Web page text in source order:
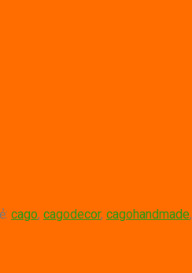
cago, cagodecor, cagohandmade,